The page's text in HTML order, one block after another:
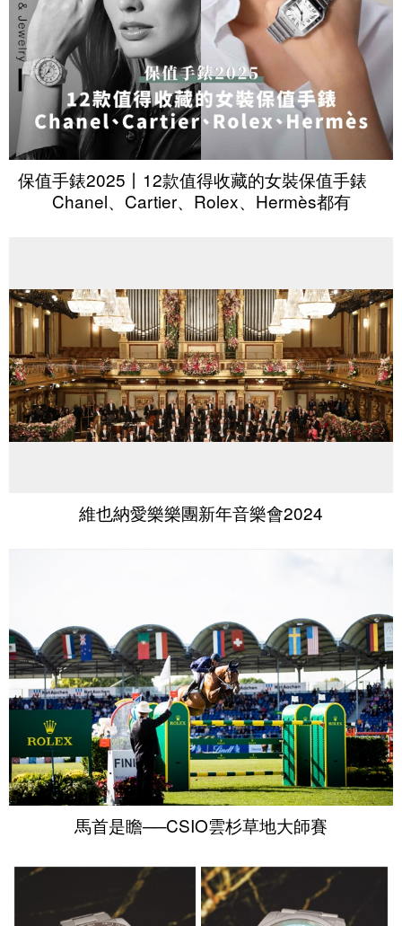
保值手錶2025丨12款值得收藏的女裝保值手錶
Chanel、Cartier、Rolex、Hermès都有
維也納愛樂樂團新年音樂會2024
馬首是瞻──CSIO雲杉草地大師賽